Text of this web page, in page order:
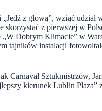
z głową”, wziąć udział
z pierwszej w
„W Dobrym Klimacie” w
tajników instalacji
Carnaval Sztukmistrzów,
kierunek Lublin Plaza”